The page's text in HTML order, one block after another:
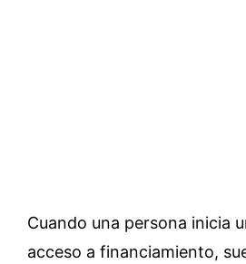
Cuando una persona inicia
acceso a financiamiento,